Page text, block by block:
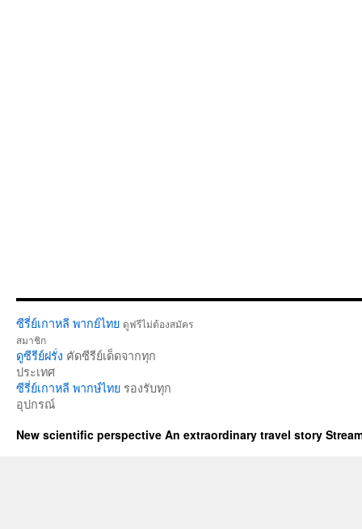
ซีรี่ย์เกาหลี พากย์ไทย ดูฟรีไม่ต้องสมัคร
สมาชิก
ดูซีรีย์ฝรั่ง คัดซีรีย์เด็ดจากทุก
ประเทศ
ซีรี่ย์เกาหลี พากษ์ไทย รองรับทุก
อุปกรณ์
New scientific perspective An extraordinary travel story